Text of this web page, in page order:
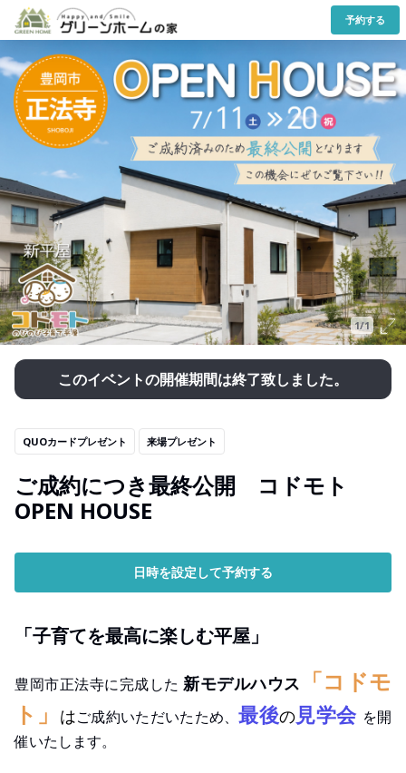
予約する
1/1
このイベントの開催期間は終了致しました。
QUOカードプレゼント 来場プレゼント
ご成約につき最終公開 コドモト
OPEN HOUSE
日時を設定して予約する
「子育てを最高に楽しむ平屋」
豊岡市正法寺に完成した 新モデルハウス
「コドモ
ト」
はご成約いただいたため、最後の見学会 を開
催いたします。